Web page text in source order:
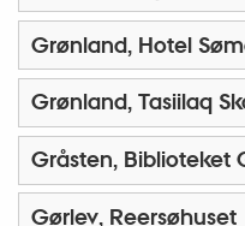
Grønland, Hotel
Grønland, Tasiilaq
Gråsten, Biblioteket
Gørlev, Reersøhuset